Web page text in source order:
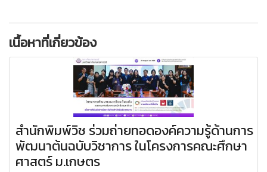
เนื้อหาที่เกี่ยวข้อง
สำนักพิมพ์วิช ร่วมถ่ายทอดองค์ความรู้ด้านการ
พัฒนาต้นฉบับวิชาการ ในโครงการคณะศึกษา
ศาสตร์ ม.เกษตร